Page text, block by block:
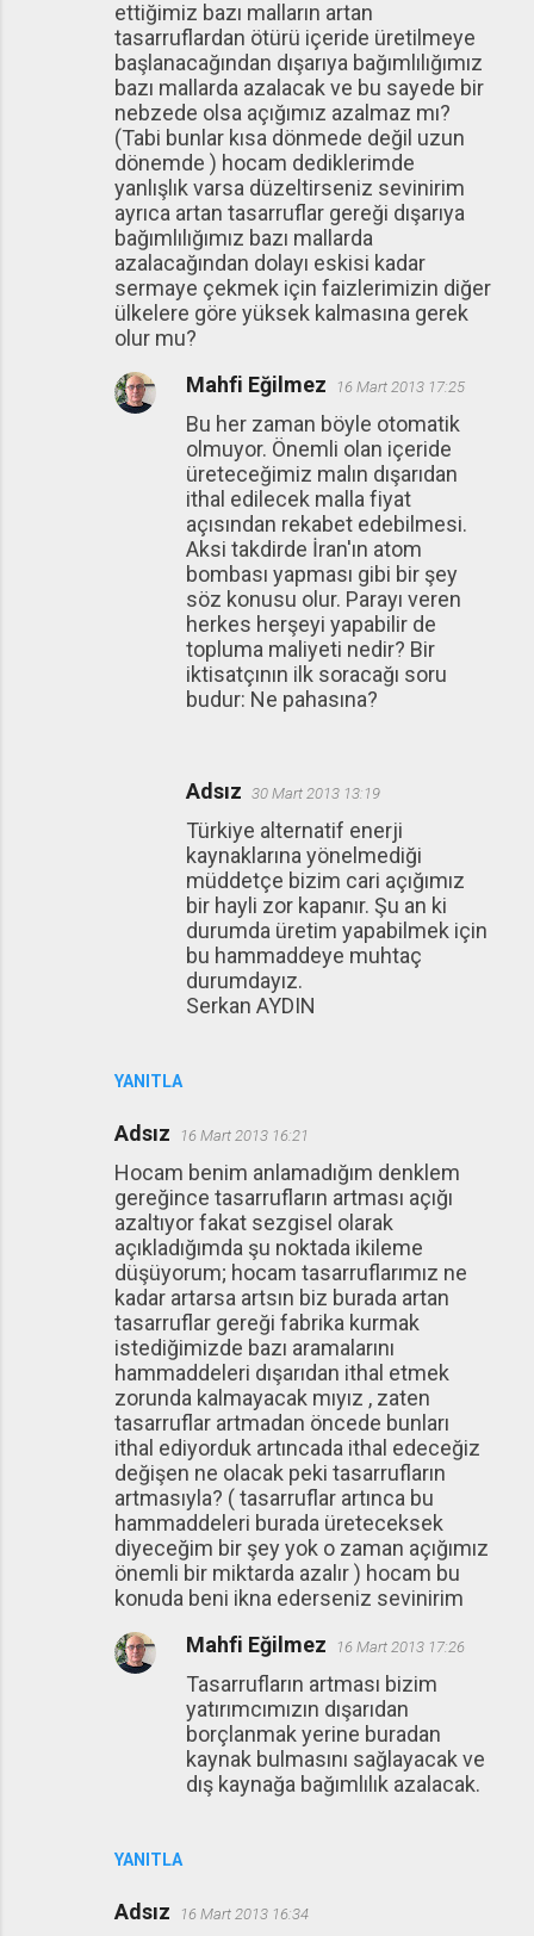
ettiğimiz bazı malların artan
tasarruflardan ötürü içeride üretilmeye
başlanacağından dışarıya bağımlılığımız
bazı mallarda azalacak ve bu sayede bir
nebzede olsa açığımız azalmaz mı?
(Tabi bunlar kısa dönmede değil uzun
dönemde ) hocam dediklerimde
yanlışlık varsa düzeltirseniz sevinirim
ayrıca artan tasarruflar gereği dışarıya
bağımlılığımız bazı mallarda
azalacağından dolayı eskisi kadar
sermaye çekmek için faizlerimizin diğer
ülkelere göre yüksek kalmasına gerek
olur mu?
YANITLA
Mahfi Eğilmez 16 Mart 2013 17:25
Bu her zaman böyle otomatik
olmuyor. Önemli olan içeride
üreteceğimiz malın dışarıdan
ithal edilecek malla fiyat
açısından rekabet edebilmesi.
Aksi takdirde İran'ın atom
bombası yapması gibi bir şey
söz konusu olur. Parayı veren
herkes herşeyi yapabilir de
topluma maliyeti nedir? Bir
iktisatçının ilk soracağı soru
budur: Ne pahasına?
Adsız 30 Mart 2013 13:19
Türkiye alternatif enerji
kaynaklarına yönelmediği
müddetçe bizim cari açığımız
bir hayli zor kapanır. Şu an ki
durumda üretim yapabilmek için
bu hammaddeye muhtaç
durumdayız.
Serkan AYDIN
Adsız 16 Mart 2013 16:21
Hocam benim anlamadığım denklem
gereğince tasarrufların artması açığı
azaltıyor fakat sezgisel olarak
açıkladığımda şu noktada ikileme
düşüyorum; hocam tasarruflarımız ne
kadar artarsa artsın biz burada artan
tasarruflar gereği fabrika kurmak
istediğimizde bazı aramalarını
hammaddeleri dışarıdan ithal etmek
zorunda kalmayacak mıyız , zaten
tasarruflar artmadan öncede bunları
ithal ediyorduk artıncada ithal edeceğiz
değişen ne olacak peki tasarrufların
artmasıyla? ( tasarruflar artınca bu
hammaddeleri burada üreteceksek
diyeceğim bir şey yok o zaman açığımız
önemli bir miktarda azalır ) hocam bu
konuda beni ikna ederseniz sevinirim
YANITLA
Mahfi Eğilmez 16 Mart 2013 17:26
Tasarrufların artması bizim
yatırımcımızın dışarıdan
borçlanmak yerine buradan
kaynak bulmasını sağlayacak ve
dış kaynağa bağımlılık azalacak.
Adsız 16 Mart 2013 16:34